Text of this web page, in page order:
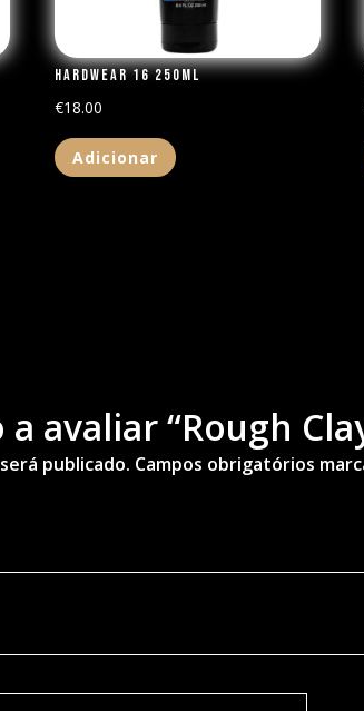
Hardwear 16 250ml
€18.00
Adicionar
avaliar “Rough
publicado. Campos obrigatórios